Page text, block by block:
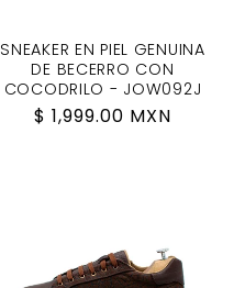
SNEAKER EN PIEL GENUINA
DE BECERRO CON
COCODRILO - JOW092J
Regular
$ 1,999.00 MXN